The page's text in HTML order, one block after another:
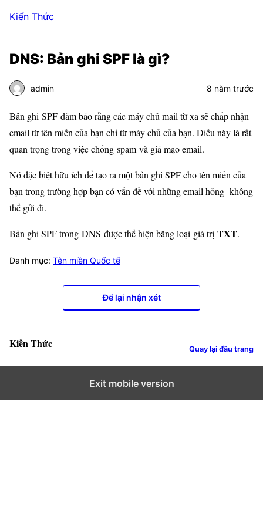
Kiến Thức
DNS: Bản ghi SPF là gì?
admin 8 năm trước
Bản ghi SPF đảm bảo rằng các máy chủ mail từ xa sẽ chấp nhận
email từ tên miền của bạn chỉ từ máy chủ của bạn. Điều này là rất
quan trọng trong việc chống spam và giả mạo email.
Nó đặc biệt hữu ích để tạo ra một bản ghi SPF cho tên miền của
bạn trong trường hợp bạn có vấn đề với những email hỏng không
thể gửi đi.
Bản ghi SPF trong DNS được thể hiện bằng loại giá trị TXT.
Danh mục: Tên miền Quốc tế
Để lại nhận xét
Kiến Thức Quay lại đầu trang
Exit mobile version